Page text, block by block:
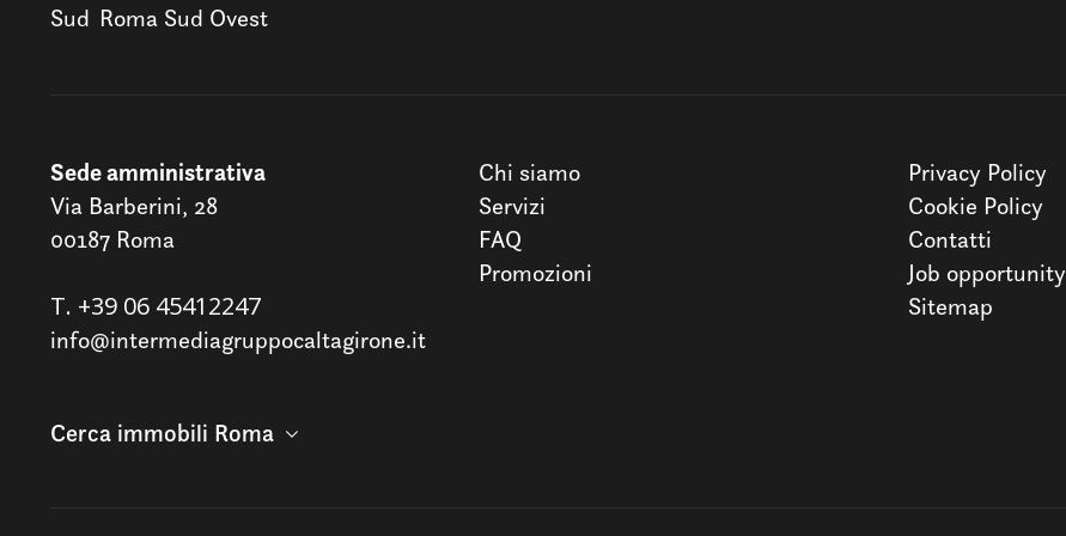
Sud Roma Sud Ovest
Sede amministrativa
Via Barberini, 28
00187 Roma
T. +39 06 45412247
info@intermediagruppocaltagirone.it
Chi siamo
Servizi
FAQ
Promozioni
Privacy Policy
Cookie Policy
Contatti
Job opportunity
Sitemap
Cerca immobili Roma